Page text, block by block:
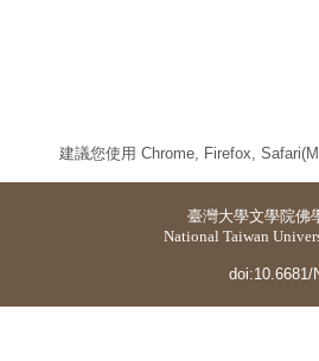
建議您使用 Chrome, Firefox,
臺灣大學文學院佛
National Taiwan
doi:10.6681/